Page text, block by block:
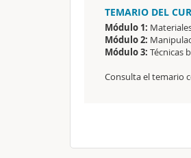
TEMARIO DEL
Módulo 1:
Módulo 2:
Módulo 3: Técnicas
Consulta el temario